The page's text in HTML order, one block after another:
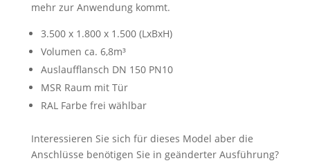
mehr zur Anwendung kommt.
3.500 x 1.800 x 1.500 (LxBxH)
Volumen ca. 6,8m³
Auslaufflansch DN 150 PN10
MSR Raum mit Tür
RAL Farbe frei wählbar
Interessieren Sie sich für dieses Model aber die
Anschlüsse benötigen Sie in geänderter Ausführung?